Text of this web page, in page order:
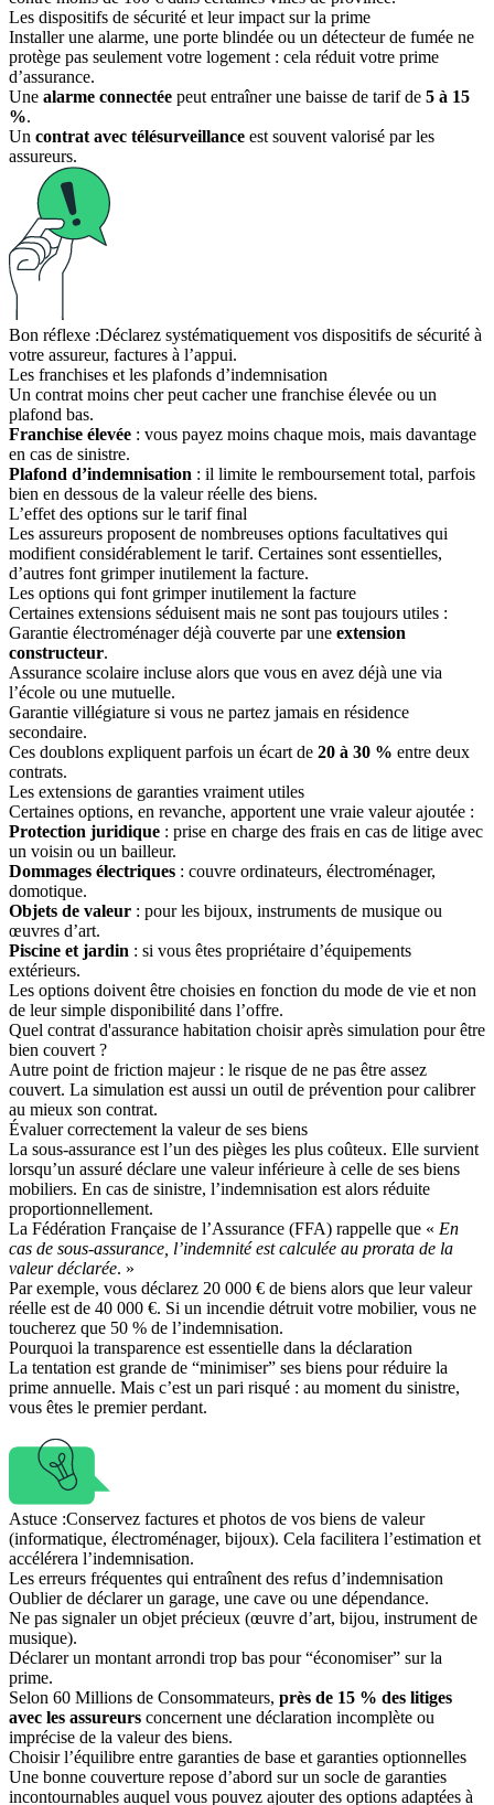
Les dispositifs de sécurité et leur impact sur la prime
Installer une alarme, une porte blindée ou un détecteur de fumée ne
protège pas seulement votre logement : cela réduit votre prime
d’assurance.
Une alarme connectée peut entraîner une baisse de tarif de 5 à 15
%.
Un contrat avec télésurveillance est souvent valorisé par les
assureurs.
Bon réflexe :Déclarez systématiquement vos dispositifs de sécurité à
votre assureur, factures à l’appui.
Les franchises et les plafonds d’indemnisation
Un contrat moins cher peut cacher une franchise élevée ou un
plafond bas.
Franchise élevée : vous payez moins chaque mois, mais davantage
en cas de sinistre.
Plafond d’indemnisation : il limite le remboursement total, parfois
bien en dessous de la valeur réelle des biens.
L’effet des options sur le tarif final
Les assureurs proposent de nombreuses options facultatives qui
modifient considérablement le tarif. Certaines sont essentielles,
d’autres font grimper inutilement la facture.
Les options qui font grimper inutilement la facture
Certaines extensions séduisent mais ne sont pas toujours utiles :
Garantie électroménager déjà couverte par une extension
constructeur.
Assurance scolaire incluse alors que vous en avez déjà une via
l’école ou une mutuelle.
Garantie villégiature si vous ne partez jamais en résidence
secondaire.
Ces doublons expliquent parfois un écart de 20 à 30 % entre deux
contrats.
Les extensions de garanties vraiment utiles
Certaines options, en revanche, apportent une vraie valeur ajoutée :
Protection juridique : prise en charge des frais en cas de litige avec
un voisin ou un bailleur.
Dommages électriques : couvre ordinateurs, électroménager,
domotique.
Objets de valeur : pour les bijoux, instruments de musique ou
œuvres d’art.
Piscine et jardin : si vous êtes propriétaire d’équipements
extérieurs.
Les options doivent être choisies en fonction du mode de vie et non
de leur simple disponibilité dans l’offre.
Quel contrat d'assurance habitation choisir après simulation pour être
bien couvert ?
Autre point de friction majeur : le risque de ne pas être assez
couvert. La simulation est aussi un outil de prévention pour calibrer
au mieux son contrat.
Évaluer correctement la valeur de ses biens
La sous-assurance est l’un des pièges les plus coûteux. Elle survient
lorsqu’un assuré déclare une valeur inférieure à celle de ses biens
mobiliers. En cas de sinistre, l’indemnisation est alors réduite
proportionnellement.
La Fédération Française de l’Assurance (FFA) rappelle que « En
cas de sous-assurance, l’indemnité est calculée au prorata de la
valeur déclarée. »
Par exemple, vous déclarez 20 000 € de biens alors que leur valeur
réelle est de 40 000 €. Si un incendie détruit votre mobilier, vous ne
toucherez que 50 % de l’indemnisation.
Pourquoi la transparence est essentielle dans la déclaration
La tentation est grande de “minimiser” ses biens pour réduire la
prime annuelle. Mais c’est un pari risqué : au moment du sinistre,
vous êtes le premier perdant.
Astuce :Conservez factures et photos de vos biens de valeur
(informatique, électroménager, bijoux). Cela facilitera l’estimation et
accélérera l’indemnisation.
Les erreurs fréquentes qui entraînent des refus d’indemnisation
Oublier de déclarer un garage, une cave ou une dépendance.
Ne pas signaler un objet précieux (œuvre d’art, bijou, instrument de
musique).
Déclarer un montant arrondi trop bas pour “économiser” sur la
prime.
Selon 60 Millions de Consommateurs, près de 15 % des litiges
avec les assureurs concernent une déclaration incomplète ou
imprécise de la valeur des biens.
Choisir l’équilibre entre garanties de base et garanties optionnelles
Une bonne couverture repose d’abord sur un socle de garanties
incontournables auquel vous pouvez ajouter des options adaptées à